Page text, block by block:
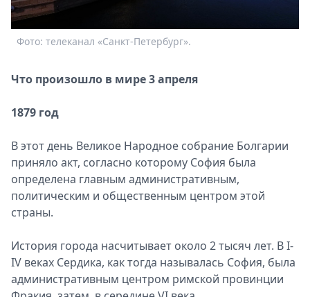
Скачай
Фото: телеканал «Санкт-Петербург».
Что произошло в мире 3 апреля
1879 год
В этот день Великое Народное собрание Болгарии
приняло акт, согласно которому София была
определена главным административным,
политическим и общественным центром этой
страны.
История города насчитывает около 2 тысяч лет. В I-
IV веках Сердика, как тогда называлась София, была
административным центром римской провинции